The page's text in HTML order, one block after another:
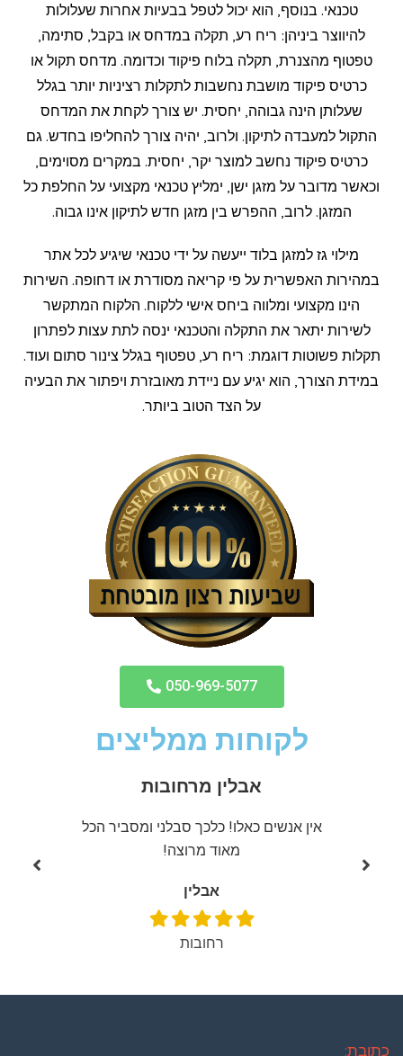
טכנאי. בנוסף, הוא יכול לטפל בבעיות אחרות שעלולות
להיווצר ביניהן: ריח רע, תקלה במדחס או בקבל, סתימה,
טפטוף מהצנרת, תקלה בלוח פיקוד וכדומה. מדחס תקול או
כרטיס פיקוד מושבת נחשבות לתקלות רציניות יותר בגלל
שעלותן הינה גבוהה, יחסית. יש צורך לקחת את המדחס
התקול למעבדה לתיקון. ולרוב, יהיה צורך להחליפו בחדש. גם
כרטיס פיקוד נחשב למוצר יקר, יחסית. במקרים מסוימים,
וכאשר מדובר על מזגן ישן, ימליץ טכנאי מקצועי על החלפת כל
המזגן. לרוב, ההפרש בין מזגן חדש לתיקון אינו גבוה.
מילוי גז למזגן בלוד ייעשה על ידי טכנאי שיגיע לכל אתר
במהירות האפשרית על פי קריאה מסודרת או דחופה. השירות
הינו מקצועי ומלווה ביחס אישי ללקוח. הלקוח המתקשר
לשירות יתאר את התקלה והטכנאי ינסה לתת עצות לפתרון
תקלות פשוטות דוגמת: ריח רע, טפטוף בגלל צינור סתום ועוד.
במידת הצורך, הוא יגיע עם ניידת מאובזרת ויפתור את הבעיה
על הצד הטוב ביותר.
050-969-5077
לקוחות ממליצים
אבלין מרחובות
אין אנשים כאלו! כלכך סבלני ומסביר הכל
מאוד מרוצה!
אבלין
רחובות
כתובת: